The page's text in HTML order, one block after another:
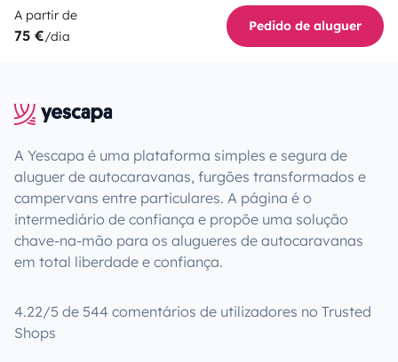
A partir de
75 €/dia
Pedido de aluguer
A Yescapa é uma plataforma simples e segura de
aluguer de autocaravanas, furgões transformados e
campervans entre particulares. A página é o
intermediário de confiança e propõe uma solução
chave-na-mão para os alugueres de autocaravanas
em total liberdade e confiança.
4.22/5 de 544 comentários de utilizadores no Trusted
Shops